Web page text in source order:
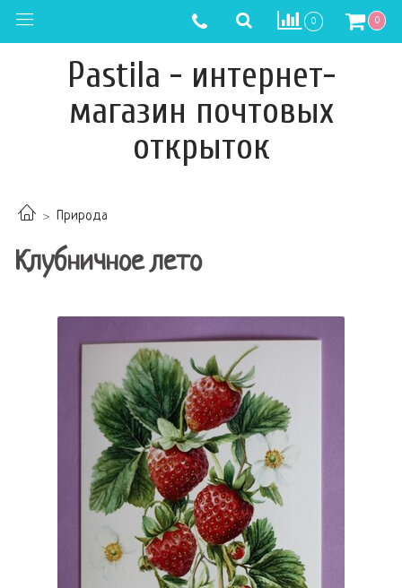
0 0
Pastila - интернет-
магазин почтовых
открыток
Природа
Клубничное лето